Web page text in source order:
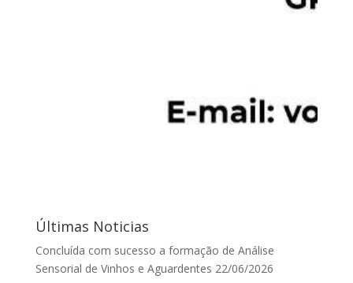
Últimas Noticias
Concluída com sucesso a formação de Análise
Sensorial de Vinhos e Aguardentes 22/06/2026